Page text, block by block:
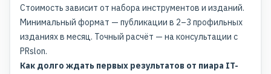
Стоимость зависит от набора инструментов и изданий.
Минимальный формат — публикации в 2–3 профильных
изданиях в месяц. Точный расчёт — на консультации с
PRslon.
Как долго ждать первых результатов от пиара IT-